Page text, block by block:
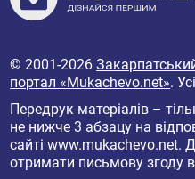
© 2001-2026
портал «Mukachevo.net».
Передрук матеріалів –
не нижче 3 абзацу на
сайтіwww.mukachevo.net.
отримати письмову згоду